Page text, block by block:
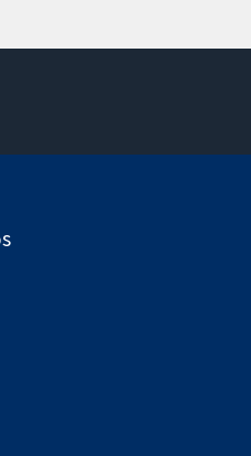
País de Gales.